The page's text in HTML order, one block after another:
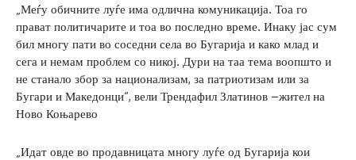
„Меѓу обичните луѓе има одлична комуникација. Тоа го
прават политичарите и тоа во последно време. Инаку јас сум
бил многу пати во соседни села во Бугарија и како млад и
сега и немам проблем со никој. Дури на таа тема воопшто и
не станало збор за национализам, за патриотизам или за
Бугари и Македонци“, вели Трендафил Златинов –жител на
Ново Коњарево
„Идат овде во продавницата многу луѓе од Бугарија кои